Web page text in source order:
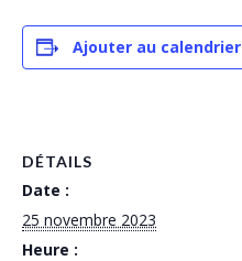
Ajouter au calendrier
DÉTAILS
Date :
25 novembre 2023
Heure :